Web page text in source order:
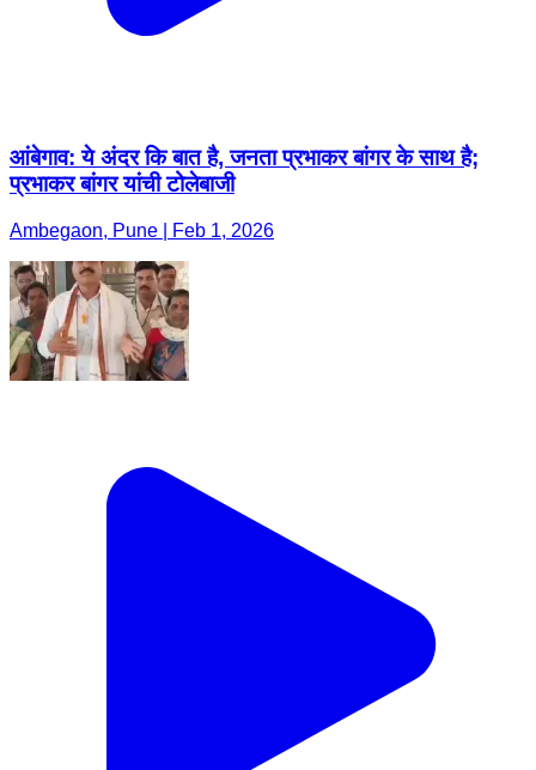
आंबेगाव: ये अंदर कि बात है, जनता प्रभाकर बांगर के साथ है;
प्रभाकर बांगर यांची टोलेबाजी
Ambegaon, Pune | Feb 1, 2026